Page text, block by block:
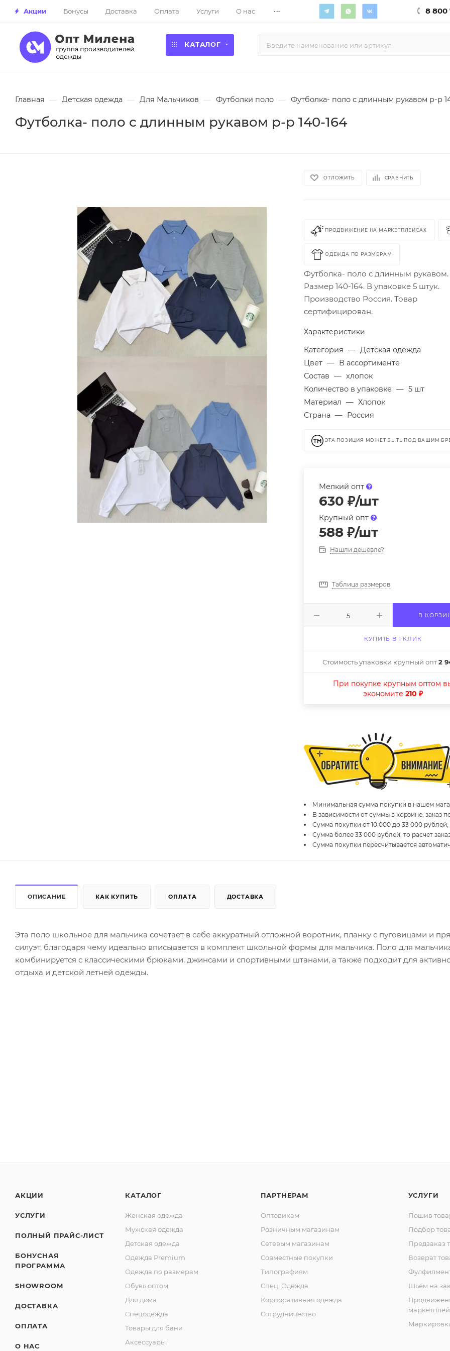
Акции Бонусы Доставка Оплата Услуги О нас ... 8 800
КАТАЛОГ
Главная — Детская одежда — Для Мальчиков — Футболки поло — Футболка- поло с длинным рукавом р-р
Футболка- поло с длинным рукавом р-р 140-164
ОТЛОЖИТЬ СРАВНИТЬ
ПРОДВИЖЕНИЕ НА МАРКЕТПЛЕЙСАХ
ОДЕЖДА ПО РАЗМЕРАМ
Футболка- поло с длинным рукавом.
Размер 140-164. В упаковке 5 штук.
Производство Россия. Товар
сертифицирован.
Характеристики
Категория — Детская одежда
Цвет — В ассортименте
Состав — хлопок
Количество в упаковке — 5 шт
Материал — Хлопок
Страна — Россия
ЭТА ПОЗИЦИЯ МОЖЕТ БЫТЬ ПОД ВАШИМ
Мелкий опт
630 ₽/шт
Крупный опт
588 ₽/шт
Нашли дешевле?
Таблица размеров
В
КУПИТЬ В 1 КЛИК
Стоимость упаковки крупный опт2
При покупке крупным оптом
экономите 210 ₽
Минимальная сумма покупки в нашем
В зависимости от суммы в корзине, заказ
Сумма покупки от 10 000 до 33 000 рублей,
Сумма более 33 000 рублей, то расчет
Сумма покупки пересчитывается
ОПИСАНИЕ КАК КУПИТЬ ОПЛАТА ДОСТАВКА
Эта поло школьное для мальчика сочетает в себе аккуратный отложной воротник, планку с пуговицами и
силуэт, благодаря чему идеально вписывается в комплект школьной формы для мальчика. Поло для
комбинируется с классическими брюками, джинсами и спортивными штанами, а также подходит для
отдыха и детской летней одежды.
АКЦИИ
УСЛУГИ
ПОЛНЫЙ ПРАЙС-ЛИСТ
БОНУСНАЯ
ПРОГРАММА
SHOWROOM
ДОСТАВКА
ОПЛАТА
О НАС
КАТАЛОГ
Женская одежда
Мужская одежда
Детская одежда
Одежда Premium
Одежда по размерам
Обувь оптом
Для дома
Спецодежда
Товары для бани
Аксессуары
ПАРТНЕРАМ
Оптовикам
Розничным магазинам
Сетевым магазинам
Совместные покупки
Типографиям
Спец. Одежда
Корпоративная одежда
Сотрудничество
УСЛУГИ
Пошив
Подбор
Предзаказ
Возврат
Шьем на